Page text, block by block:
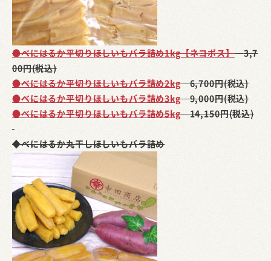
●べにはるか平切りほしいもバラ詰め1kg【ネコポス】
3,7
00円(税込)
●べにはるか平切りほしいもバラ詰め2kg
6,700円(税込)
●べにはるか平切りほしいもバラ詰め3kg
9,000円(税込)
●べにはるか平切りほしいもバラ詰め5kg
14,150円(税込)
◆べにはるか丸干しほしいもバラ詰め